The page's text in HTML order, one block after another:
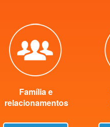
Família e
relacionamentos